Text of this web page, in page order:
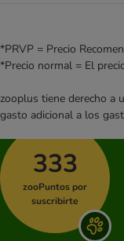
Dogs'n Tiger
Doggy Dog
Encore
Eukanuba
Fitmin
Fleischeslust
Forza10
Freshe Schnauze
Friskies
Sin transgénicos
*PRVP = Precio
*Precio normal = El
zooplus tiene derecho a
gasto adicional a los
333
zooPuntos por
suscribirte